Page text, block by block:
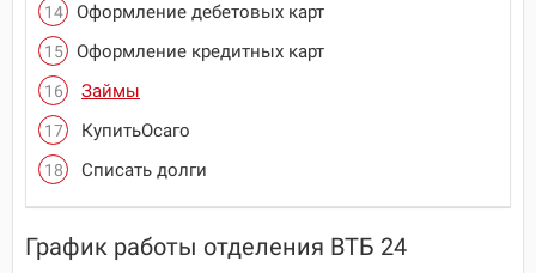
Оформление дебетовых карт
Оформление кредитных карт
Займы
КупитьОсаго
Списать долги
График работы отделения ВТБ 24